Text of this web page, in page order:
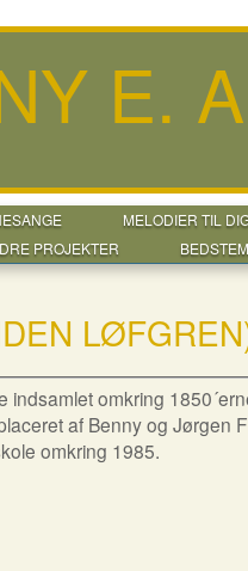
E.
MELODIER TIL
PROJEKTER
indsamlet omkring
af Benny og Jørgen
omkring 1985.